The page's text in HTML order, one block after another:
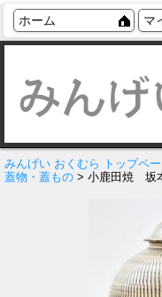
ホーム マ
みんげい おくむら トップペ
蓋物・蓋もの > 小鹿田焼